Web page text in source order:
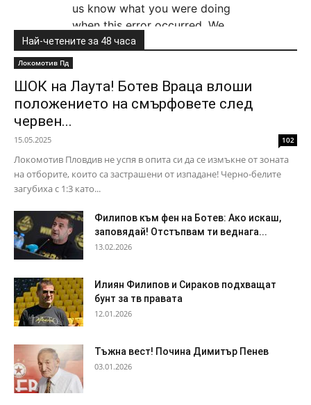
Най-четените за 48 часа
Локомотив Пд
ШОК на Лаута! Ботев Враца влоши
положението на смърфовете след
червен...
15.05.2025 102
Локомотив Пловдив не успя в опита си да се измъкне от зоната
на отборите, които са застрашени от изпадане! Черно-белите
загубиха с 1:3 като...
Филипов към фен на Ботев: Ако искаш,
заповядай! Отстъпвам ти веднага...
13.02.2026
Илиян Филипов и Сираков подхващат
бунт за тв правата
12.01.2026
Тъжна вест! Почина Димитър Пенев
03.01.2026